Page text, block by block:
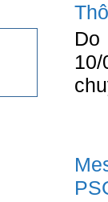
Do